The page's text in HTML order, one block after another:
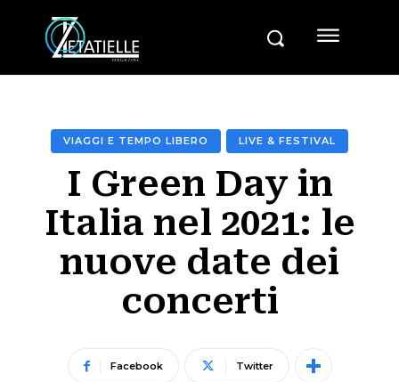
VIAGGI E TEMPO LIBERO LIVE & FESTIVAL
I Green Day in
Italia nel 2021: le
nuove date dei
concerti
Facebook Twitter